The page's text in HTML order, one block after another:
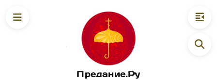
Предание.Ру